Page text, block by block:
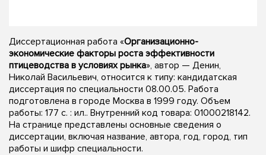
Диссертационная работа «Организационно-
экономические факторы роста эффективности
птицеводства в условиях рынка», автор — Денин,
Николай Васильевич, относится к типу: кандидатская
диссертация по специальности 08.00.05. Работа
подготовлена в городе Москва в 1999 году. Объем
работы: 177 с. : ил.. Внутренний код товара: 01000218142.
На странице представлены основные сведения о
диссертации, включая название, автора, год, город, тип
работы и шифр специальности.